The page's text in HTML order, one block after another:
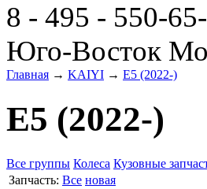
8 - 495 - 550-
Юго-Восток
Главная → KAIYI → E5 (2022-)
E5 (2022-)
Все группы Колеса Кузовные
Запчасть: Все новая